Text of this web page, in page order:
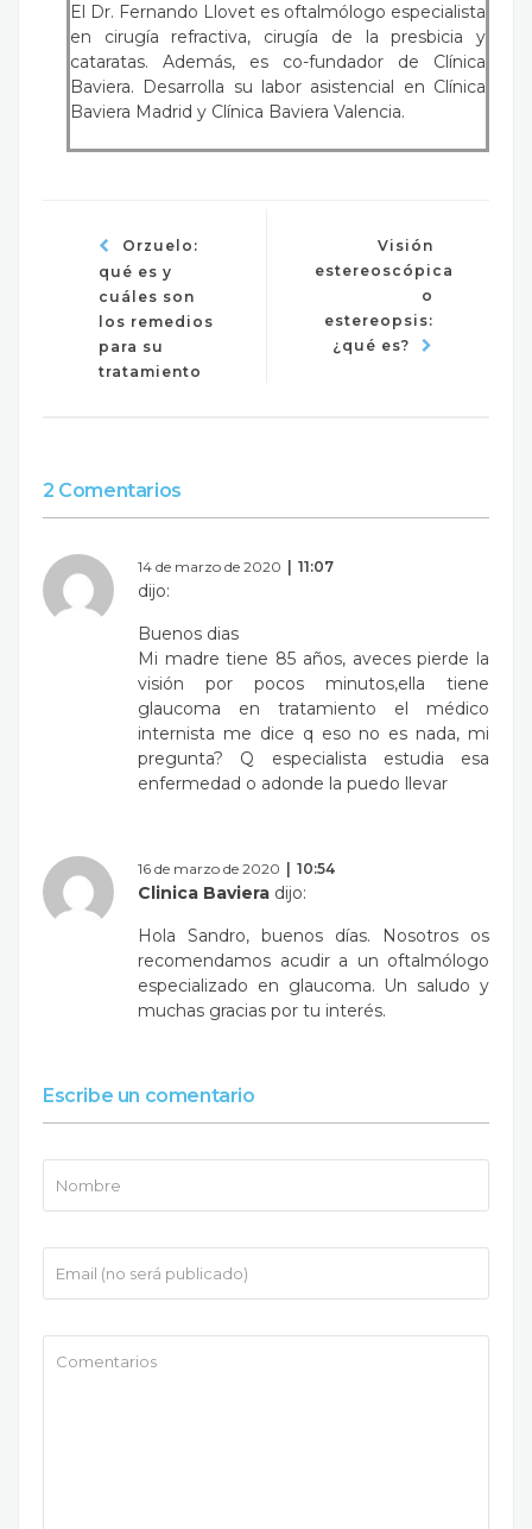
El Dr. Fernando Llovet es oftalmólogo especialista
en cirugía refractiva, cirugía de la presbicia y
cataratas. Además, es co-fundador de Clínica
Baviera. Desarrolla su labor asistencial en Clínica
Baviera Madrid y Clínica Baviera Valencia.
Orzuelo:
qué es y
cuáles son
los remedios
para su
tratamiento
Visión
estereoscópica
o
estereopsis:
¿qué es?
2 Comentarios
14 de marzo de 2020 11:07
dijo:
Buenos dias
Mi madre tiene 85 años, aveces pierde la
visión por pocos minutos,ella tiene
glaucoma en tratamiento el médico
internista me dice q eso no es nada, mi
pregunta? Q especialista estudia esa
enfermedad o adonde la puedo llevar
16 de marzo de 2020 10:54
Clinica Baviera dijo:
Hola Sandro, buenos días. Nosotros os
recomendamos acudir a un oftalmólogo
especializado en glaucoma. Un saludo y
muchas gracias por tu interés.
Escribe un comentario